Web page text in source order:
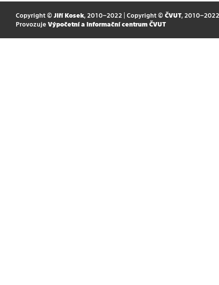
Copyright © Jiří Kosek, 2010–2022 | Copyright © ČVUT, 2010–2022
Provozuje Výpočetní a informační centrum ČVUT